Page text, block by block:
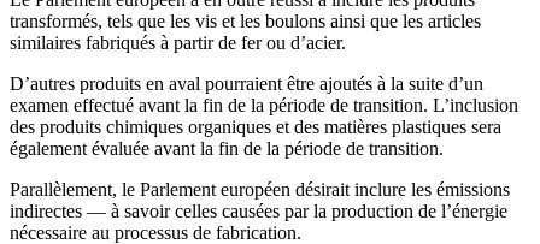
transformés, tels que les vis et les boulons ainsi que les articles
similaires fabriqués à partir de fer ou d’acier.
D’autres produits en aval pourraient être ajoutés à la suite d’un
examen effectué avant la fin de la période de transition. L’inclusion
des produits chimiques organiques et des matières plastiques sera
également évaluée avant la fin de la période de transition.
Parallèlement, le Parlement européen désirait inclure les émissions
indirectes — à savoir celles causées par la production de l’énergie
nécessaire au processus de fabrication.